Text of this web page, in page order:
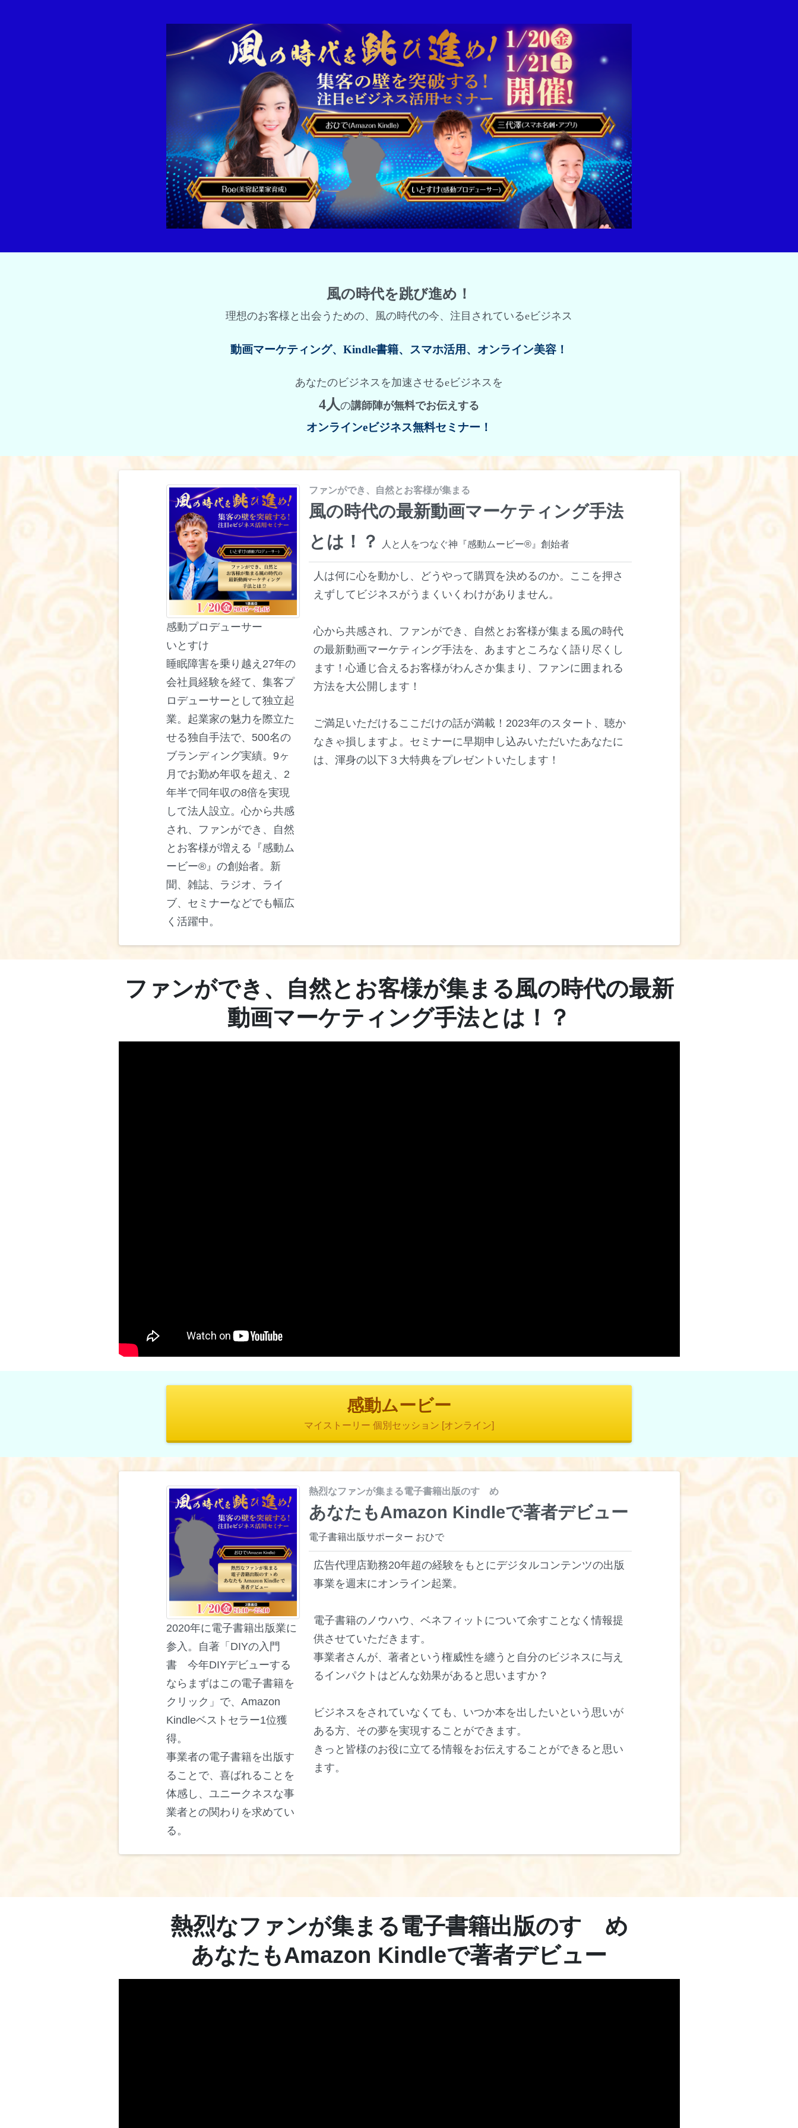
風の時代を跳び進め！
理想のお客様と出会うための、風の時代の今、注目されているeビジネス
動画マーケティング、Kindle書籍、スマホ活用、オンライン美容！
あなたのビジネスを加速させるeビジネスを
4人の講師陣が無料でお伝えする
オンラインeビジネス無料セミナー ！
感動プロデューサー
いとすけ
睡眠障害を乗り越え27年の
会社員経験を経て、集客プ
ロデューサーとして独立起
業。起業家の魅力を際立た
せる独自手法で、500名の
ブランディング実績。9ヶ
月でお勤め年収を超え、2
年半で同年収の8倍を実現
して法人設立。心から共感
され、ファンができ、自然
とお客様が増える『感動ム
ービー®』の創始者。新
聞、雑誌、ラジオ、ライ
ブ、セミナーなどでも幅広
く活躍中。
ファンができ、自然とお客様が集まる
風の時代の最新動画マーケティング手法
とは！？
人と人をつなぐ神『感動ムービー®』創始者
人は何に心を動かし、どうやって購買を決めるのか。ここを押さ
えずしてビジネスがうまくいくわけがありません。
心から共感され、ファンができ、自然とお客様が集まる風の時代
の最新動画マーケティング手法を、あますところなく語り尽くし
ます！心通じ合えるお客様がわんさか集まり、ファンに囲まれる
方法を大公開します！
ご満足いただけるここだけの話が満載！2023年のスタート、聴か
なきゃ損しますよ。セミナーに早期申し込みいただいたあなたに
は、渾身の以下３大特典をプレゼントいたします！
ファンができ、自然とお客様が集まる風の時代の最新
動画マーケティング手法とは！？
感動ムービー
マイストーリー 個別セッション [オンライン]
2020年に電子書籍出版業に
参入。自著「DIYの入門
書 今年DIYデビューする
ならまずはこの電子書籍を
クリック」で、Amazon
Kindleベストセラー1位獲
得。
事業者の電子書籍を出版す
ることで、喜ばれることを
体感し、ユニークネスな事
業者との関わりを求めてい
る。
熱烈なファンが集まる電子書籍出版のすゝめ
あなたもAmazon Kindleで著者デビュー
電子書籍出版サポーター おひで
広告代理店勤務20年超の経験をもとにデジタルコンテンツの出版
事業を週末にオンライン起業。
電子書籍のノウハウ、ベネフィットについて余すことなく情報提
供させていただきます。
事業者さんが、著者という権威性を纏うと自分のビジネスに与え
るインパクトはどんな効果があると思いますか？
ビジネスをされていなくても、いつか本を出したいという思いが
ある方、その夢を実現することができます。
きっと皆様のお役に立てる情報をお伝えすることができると思い
ます。
熱烈なファンが集まる電子書籍出版のすゝめ
あなたもAmazon Kindleで著者デビュー